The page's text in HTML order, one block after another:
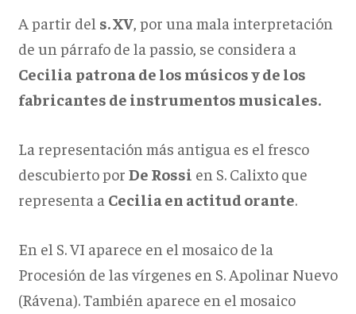
A partir del s. XV, por una mala interpretación
de un párrafo de la passio, se considera a
Cecilia patrona de los músicos y de los
fabricantes de instrumentos musicales.
La representación más antigua es el fresco
descubierto por De Rossi en S. Calixto que
representa a Cecilia en actitud orante.
En el S. VI aparece en el mosaico de la
Procesión de las vírgenes en S. Apolinar Nuevo
(Rávena). También aparece en el mosaico